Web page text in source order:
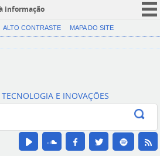
informação
CORONAVÍRUS (COVID-19)
Canais
ALTO CONTRASTE MAPA DO SITE
E INOVAÇÕES